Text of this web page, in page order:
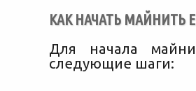
КАК НАЧАТЬ МАЙНИТЬ
Для начала
следующие шаги: